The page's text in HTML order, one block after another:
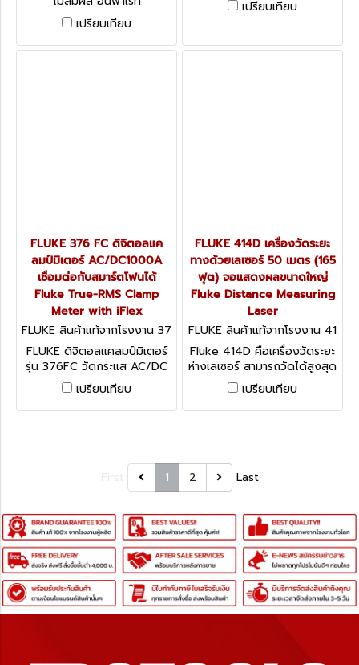
เทอร์โมมิเตอร์ รุ่น 62MAX ช่วง
วัดอุณหภูมิ -30°C ถึง 500°C
ความแม่นยำ ± 1.5% ทนน้ำ ทน
เปรียบเทียบ
Fluke 369 FC Leakage
เปรียบเทียบ
FLUKE 376 FC ดิจิตอลแค
ลมป์มิเตอร์ AC/DC1000A
เชื่อมต่อกับสมาร์ตโฟนได้
Fluke True-RMS Clamp
Meter with iFlex
FLUKE สินค้าแท้จากโรงงาน 37
6 FC
FLUKE ดิจิตอลแคลมป์มิเตอร์
รุ่น 376FC วัดกระแส AC/DC
สูงสุด 1000A วัดกระแส AC
สูงสุด 2,500A วัดแรงดัน
AC/DC สูงสุด 1,000V วัด
เปรียบเทียบ
FLUKE 414D เครื่องวัดระยะ
ทางด้วยเลเซอร์ 50 เมตร (165
ฟุต) จอแสดงผลขนาดใหญ่
Fluke Distance Measuring
Laser
FLUKE สินค้าแท้จากโรงงาน 41
4D
Fluke 414D คือเครื่องวัดระยะ
ห่างเลเซอร์ สามารถวัดได้สูงสุด
ถึง 50 เมตร (165 ฟุต) เหนือ
กว่าเทปวัดระยะธรรมดา เครื่อง
วัดระยะห่างเลเซอร์ระดับมือ
และค่าใช้จ่ายได้ในทุกขั้นตอน
เปรียบเทียบ
1 2 Last